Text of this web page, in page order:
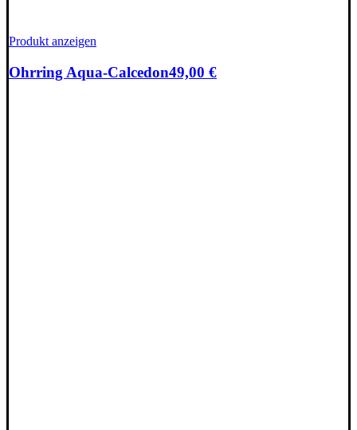
Produkt anzeigen
Ohrring Aqua-Calcedon49,00 €